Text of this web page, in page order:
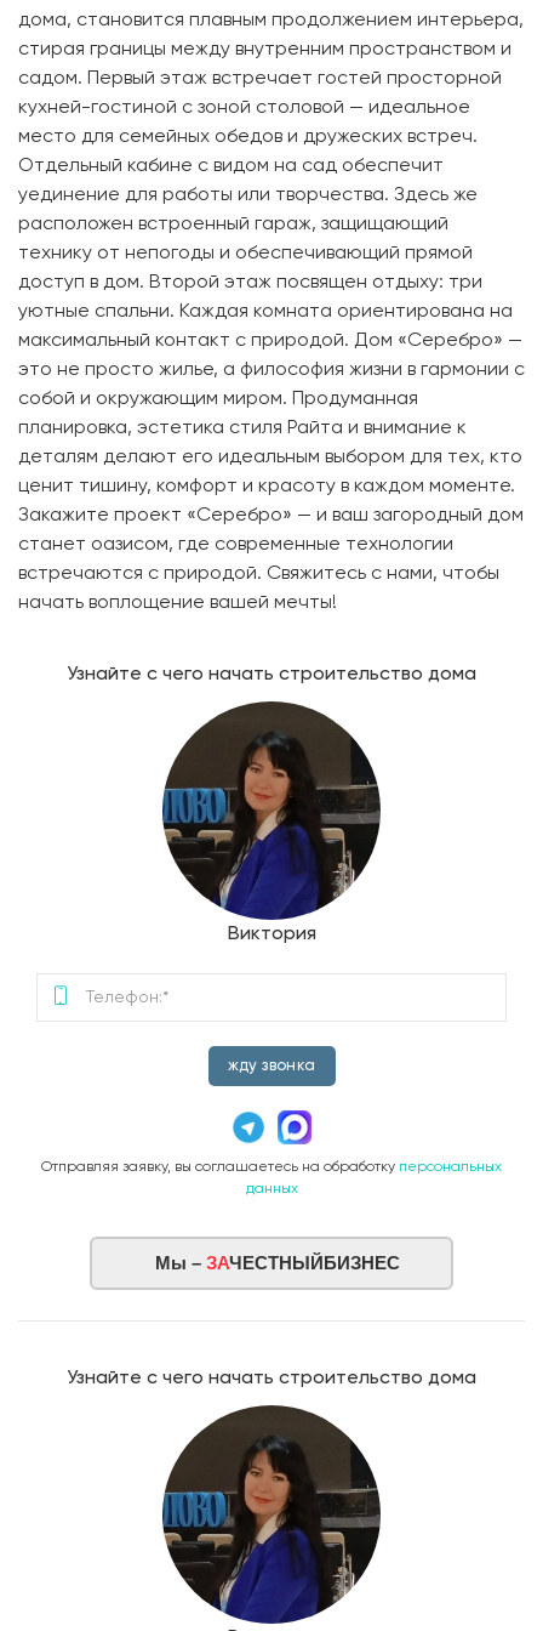
дома, становится плавным продолжением интерьера,
стирая границы между внутренним пространством и
садом. Первый этаж встречает гостей просторной
кухней-гостиной с зоной столовой — идеальное
место для семейных обедов и дружеских встреч.
Отдельный кабине с видом на сад обеспечит
уединение для работы или творчества. Здесь же
расположен встроенный гараж, защищающий
технику от непогоды и обеспечивающий прямой
доступ в дом. Второй этаж посвящен отдыху: три
уютные спальни. Каждая комната ориентирована на
максимальный контакт с природой. Дом «Серебро» —
это не просто жилье, а философия жизни в гармонии с
собой и окружающим миром. Продуманная
планировка, эстетика стиля Райта и внимание к
деталям делают его идеальным выбором для тех, кто
ценит тишину, комфорт и красоту в каждом моменте.
Закажите проект «Серебро» — и ваш загородный дом
станет оазисом, где современные технологии
встречаются с природой. Свяжитесь с нами, чтобы
начать воплощение вашей мечты!
Узнайте с чего начать строительство дома
Виктория
жду звонка
Отправляя заявку, вы соглашаетесь на обработку персональных
данных
Мы – ЗАЧЕСТНЫЙБИЗНЕС
Узнайте с чего начать строительство дома